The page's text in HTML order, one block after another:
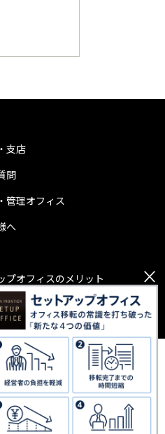
支店
問
管理オフィス
へ
プオフィスのメリット
0120-001-527
宝日比谷ビル14階
×